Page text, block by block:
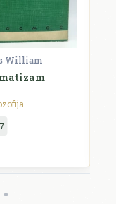
William